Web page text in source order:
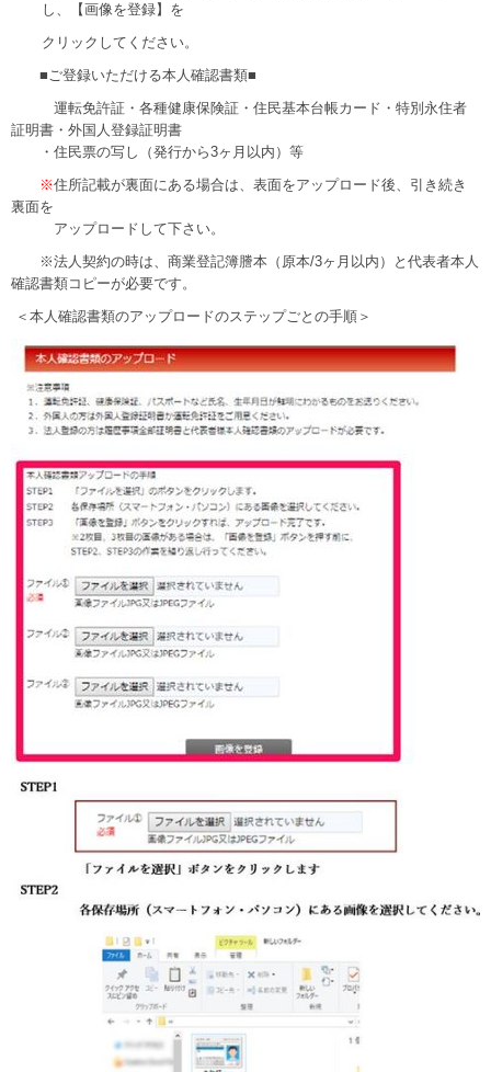
し、【画像を登録】を
クリックしてください。
■ご登録いただける本人確認書類■
運転免許証・各種健康保険証・住民基本台帳カード・特別永住者
証明書・外国人登録証明書
・住民票の写し（発行から3ヶ月以内）等
※住所記載が裏面にある場合は、表面をアップロード後、引き続き
裏面を
アップロードして下さい。
※法人契約の時は、商業登記簿謄本（原本/3ヶ月以内）と代表者本人
確認書類コピーが必要です。
＜本人確認書類のアップロードのステップごとの手順＞